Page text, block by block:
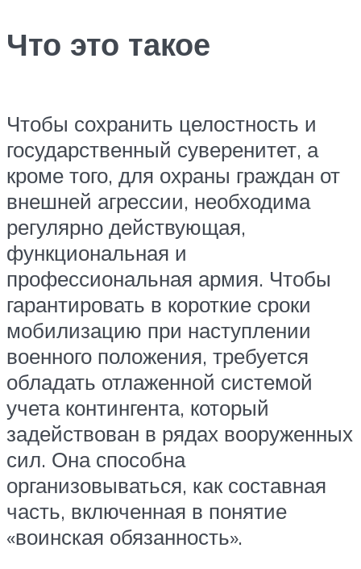
Что это такое
Чтобы сохранить целостность и
государственный суверенитет, а
кроме того, для охраны граждан от
внешней агрессии, необходима
регулярно действующая,
функциональная и
профессиональная армия. Чтобы
гарантировать в короткие сроки
мобилизацию при наступлении
военного положения, требуется
обладать отлаженной системой
учета контингента, который
задействован в рядах вооруженных
сил. Она способна
организовываться, как составная
часть, включенная в понятие
«воинская обязанность».